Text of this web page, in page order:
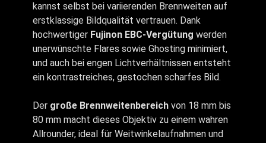
kannst selbst bei variierenden Brennweiten auf
erstklassige Bildqualität vertrauen. Dank
hochwertiger Fujinon EBC-Vergütung werden
unerwünschte Flares sowie Ghosting minimiert,
und auch bei engen Lichtverhältnissen entsteht
ein kontrastreiches, gestochen scharfes Bild.
Der große Brennweitenbereich von 18 mm bis
80 mm macht dieses Objektiv zu einem wahren
Allrounder, ideal für Weitwinkelaufnahmen und